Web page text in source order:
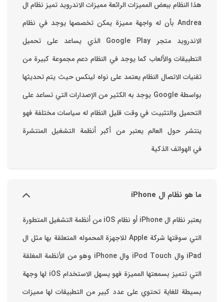
هذا النظام ببعض المميزات الرائعة ‏مميزات الاندرويد ‏تميز نظام ال
Andrea بأن له واجهة مميزة يمكن تخصصها ‏يوجد في نظام
الاندرويد متجر Google Play الذي يساعد على تحميل
التطبيقات والألعاب ‏كما يوجد في النظام دعم مجموعة كبيرة من
تقنيات الاتصال ‏النظام يعتمد على نواه لينكس حيث يتم تحديثها
بواسطة ‫Google‬ ‏يوجد به الكثير من الإصدارات التي تساعد على
التحميل والتثبيت في وقت قليل ‏النظام له سياسات مختلفة فهو
ينتشر حول العالم يعتبر من أكبر أنظمة التشغيل المنتشرة
في الهواتف الذكية
ما هو نظام ال iPhone
يعتبر نظام ال iPhone أو نظام iOS من أنظمة التشغيل المتطورة
التي سوقتها شركة Apple للاجهزة المحموله المتعلقة بها مثل ال
iPad وال iPod Touch وال iPhone وهو من الأنظمة المغلقة
التي تتميز بسمعتها المميزة فهو يسهل الاستخدام ‏iOS لها وجهة
بسيطة للغاية تحتوي على عدد كبير من التطبيقات لها مميزات